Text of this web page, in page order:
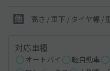
高さ / 車下 / タイヤ幅 /
対応車種
オートバイ 軽自動車